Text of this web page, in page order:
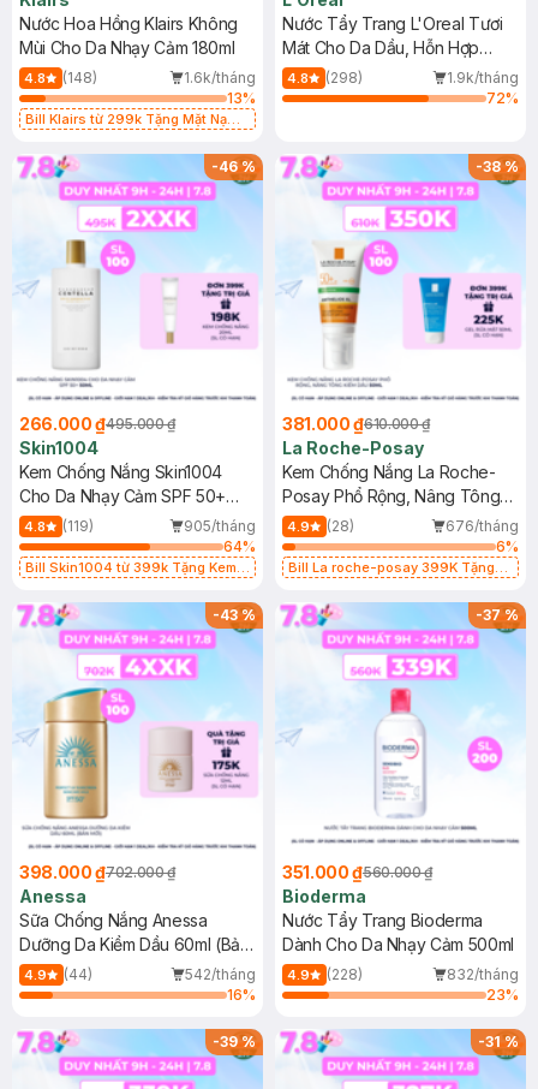
Nước Hoa Hồng Klairs Không
Mùi Cho Da Nhạy Cảm 180ml
4.8 (148)
1.6k/tháng
13%
Bill Klairs từ 299k Tặng Mặt Nạ
25ml (SL Có Hạn)
Nước Tẩy Trang L'Oreal Tươi
Mát Cho Da Dầu, Hỗn Hợp
400ml
4.8 (298)
1.9k/tháng
72%
-46%
266.000 ₫495.000 ₫
Skin1004
Kem Chống Nắng Skin1004
Cho Da Nhạy Cảm SPF 50+
50ml
4.8 (119)
905/tháng
64%
Bill Skin1004 từ 399k Tặng Kem
SPF 50+ 20ml (SL Có Hạn)
-38%
381.000 ₫610.000 ₫
La Roche-Posay
Kem Chống Nắng La Roche-
Posay Phổ Rộng, Nâng Tông
Kiềm Dầu 50ml
4.9 (28)
676/tháng
6%
Bill La roche-posay 399K Tặng
(SL có hạn)
-43%
398.000 ₫702.000 ₫
Anessa
Sữa Chống Nắng Anessa
Dưỡng Da Kiềm Dầu 60ml (Bản
Mới)
4.9 (44)
542/tháng
16%
-37%
351.000 ₫560.000 ₫
Bioderma
Nước Tẩy Trang Bioderma
Dành Cho Da Nhạy Cảm 500ml
4.9 (228)
832/tháng
23%
-39% -31%